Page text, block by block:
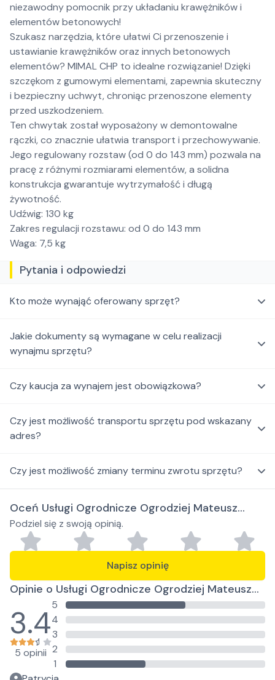
niezawodny pomocnik przy układaniu krawężników i
elementów betonowych!
Szukasz narzędzia, które ułatwi Ci przenoszenie i
ustawianie krawężników oraz innych betonowych
elementów? MIMAL CHP to idealne rozwiązanie! Dzięki
szczękom z gumowymi elementami, zapewnia skuteczny
i bezpieczny uchwyt, chroniąc przenoszone elementy
przed uszkodzeniem.
Ten chwytak został wyposażony w demontowalne
rączki, co znacznie ułatwia transport i przechowywanie.
Jego regulowany rozstaw (od 0 do 143 mm) pozwala na
pracę z różnymi rozmiarami elementów, a solidna
konstrukcja gwarantuje wytrzymałość i długą
żywotność.
Udźwig: 130 kg
Zakres regulacji rozstawu: od 0 do 143 mm
Waga: 7,5 kg
Pytania i odpowiedzi
Kto może wynająć oferowany sprzęt?
Jakie dokumenty są wymagane w celu realizacji
wynajmu sprzętu?
Czy kaucja za wynajem jest obowiązkowa?
Czy jest możliwość transportu sprzętu pod wskazany
adres?
Czy jest możliwość zmiany terminu zwrotu sprzętu?
Oceń Usługi Ogrodnicze Ogrodziej Mateusz
Krzewiński
Podziel się z swoją opinią.
Napisz opinię
Opinie o Usługi Ogrodnicze Ogrodziej Mateusz
Krzewiński
3.4
5 opinii
5
4
3
2
1